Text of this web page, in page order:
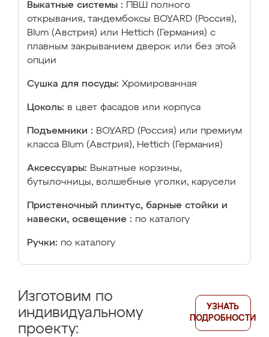
Выкатные системы :
ПВШ полного
открывания, тандембоксы BOYARD (Россия),
Blum (Австрия) или Hettich (Германия) с
плавным закрыванием дверок или без этой
опции
Сушка для посуды: Хромированная
Цоколь: в цвет фасадов или корпуса
Подъемники : BOYARD (Россия) или премиум
класса Blum (Австрия), Hettich (Германия)
Аксессуары: Выкатные корзины,
бутылочницы, волшебные уголки, карусели
Пристеночный плинтус, барные стойки и
навески, освещение : по каталогу
Ручки: по каталогу
Изготовим по
индивидуальному
проекту:
УЗНАТЬ
ПОДРОБНОСТИ